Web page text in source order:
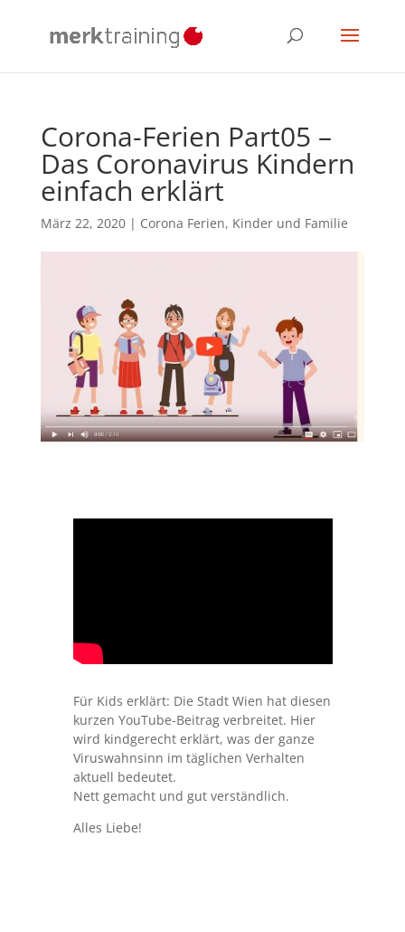
Corona-Ferien Part05 –
Das Coronavirus Kindern
einfach erklärt
März 22, 2020| Corona Ferien, Kinder und Familie
Für Kids erklärt: Die Stadt Wien hat diesen
kurzen YouTube-Beitrag verbreitet. Hier
wird kindgerecht erklärt, was der ganze
Viruswahnsinn im täglichen Verhalten
aktuell bedeutet.
Nett gemacht und gut verständlich.
Alles Liebe!